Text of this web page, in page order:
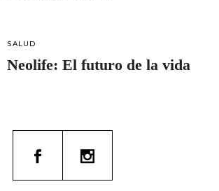
SALUD
Neolife: El futuro de la vida